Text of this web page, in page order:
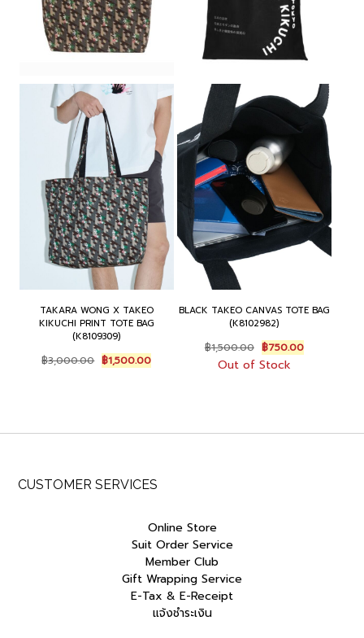
TAKARA WONG X TAKEO
KIKUCHI PRINT TOTE BAG
(K8109309)
฿3,000.00 Original
price
฿1,500.00Current
price
BLACK TAKEO CANVAS TOTE BAG
(K8102982)
฿1,500.00 Original
price
was:
฿750.00Current
price
Out of Stock
CUSTOMER SERVICES
Online Store
Suit Order Service
Member Club
Gift Wrapping Service
E-Tax & E-Receipt
แจ้งชำระเงิน